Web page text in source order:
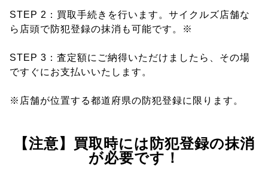
STEP 2：買取手続きを行います。サイクルズ店舗な
ら店頭で防犯登録の抹消も可能です。※
STEP 3：査定額にご納得いただけましたら、その場
ですぐにお支払いいたします。
※店舗が位置する都道府県の防犯登録に限ります。
【注意】買取時には防犯登録の抹消
が必要です！